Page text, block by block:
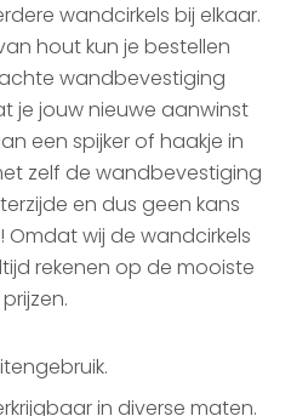
wandcirkels bij elkaar.
hout kun je bestellen
wandbevestiging
je jouw nieuwe aanwinst
een spijker of haakje in
zelf de wandbevestiging
en dus geen kans
wij de wandcirkels
rekenen op de mooiste
in diverse maten.